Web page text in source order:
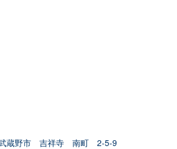
蔵野市 吉祥寺 南町 2-5-9